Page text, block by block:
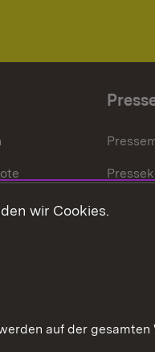
wir Cookies.
auf der